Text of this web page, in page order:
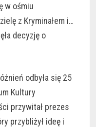
w ośmiu
z Kryminałem i…
decyzję o
odbyła się 25
Kultury
przywitał prezes
przybliżył ideę i